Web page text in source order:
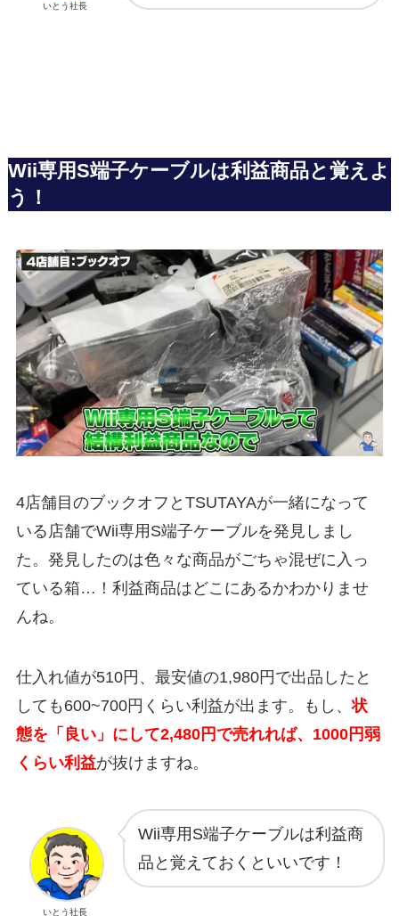
いとう社長
Wii専用S端子ケーブルは利益商品と覚えよ
う！
4店舗目のブックオフとTSUTAYAが一緒になって
いる店舗でWii専用S端子ケーブルを発見しまし
た。発見したのは色々な商品がごちゃ混ぜに入っ
ている箱…！利益商品はどこにあるかわかりませ
んね。
仕入れ値が510円、最安値の1,980円で出品したと
しても600~700円くらい利益が出ます。もし、状
態を「良い」にして2,480円で売れれば、1000円弱
くらい利益が抜けますね。
Wii専用S端子ケーブルは利益商
品と覚えておくといいです！
いとう社長